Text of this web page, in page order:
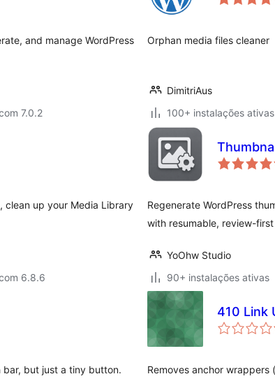
and manage WordPress
7.0.2
Orphan media files cleaner
DimitriAus
100+ instalações ativas
clean up your Media Library
6.8.6
Regenerate WordPress
with resumable, review-first
YoOhw Studio
90+ instalações ativas
but just a tiny button.
410 Link
Removes anchor